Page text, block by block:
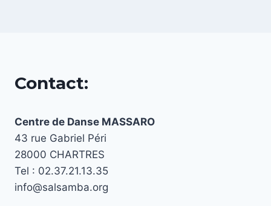
Contact:
Centre de Danse MASSARO
43 rue Gabriel Péri
28000 CHARTRES
Tel : 02.37.21.13.35
info@salsamba.org